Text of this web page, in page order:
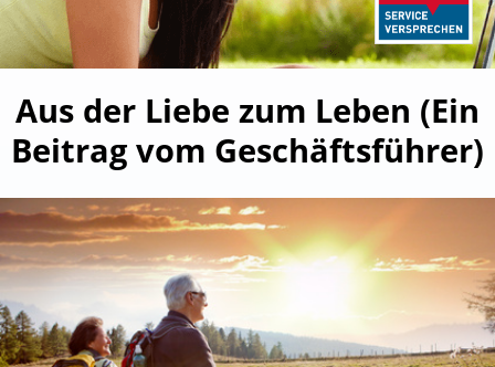
Aus der Liebe zum Leben (Ein
Beitrag vom Geschäftsführer)